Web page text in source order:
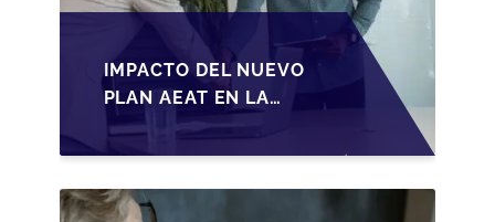
IMPACTO DEL NUEVO
PLAN AEAT EN LA
TRANSMISIÓN DE
PYMES ESPAÑOLAS